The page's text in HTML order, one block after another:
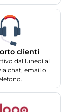
clienti
dal lunedì al
chat, email o